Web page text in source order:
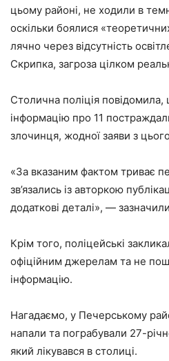
цьому районі, не ходили в
оскільки боялися
лячно через відсутність
Скрипка, загроза цілком
Столична поліція
інформацію про 11
злочинця, жодної заяви з
«За вказаним фактом триває
зв’язались із авторкою
додаткові деталі», —
Крім того, поліцейські
офіційним джерелам та не
інформацію.
Нагадаємо, у Печерському
напали та пограбували 27-
який лікувався в столиці.